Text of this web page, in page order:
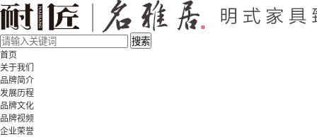
首页
关于我们
品牌简介
发展历程
品牌文化
品牌视频
企业荣誉